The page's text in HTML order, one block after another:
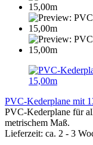
PVC-Kederplane mit
PVC-Kederplane für
metrischem Maß.
Lieferzeit: ca. 2 - 3